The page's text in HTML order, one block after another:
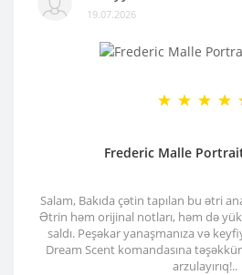
19.07.2026
Frederic Malle
Salam, Bakıda çətin tapılan bu ətri
Ətrin həm orijinal notları, həm də
saldı. Peşəkar yanaşmanıza və
Dream Scent komandasına
arzulayırıq!..